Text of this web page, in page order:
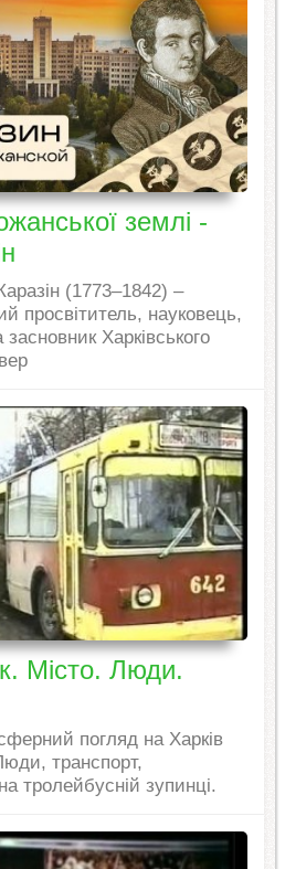
землі -
(1773–1842) –
просвітитель, науковець,
Харківського
Місто. Люди.
погляд на Харків
транспорт,
тролейбусній зупинці.